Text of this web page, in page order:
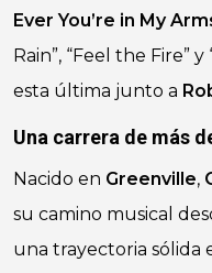
Ever You’re in My
Rain”, “Feel the Fire”
esta última junto a
Una carrera de más
Nacido en Greenville,
su camino musical
una trayectoria sólida